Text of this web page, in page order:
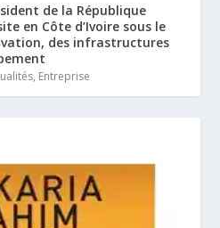
de la République
en Côte d’Ivoire sous le
des infrastructures
, Entreprise